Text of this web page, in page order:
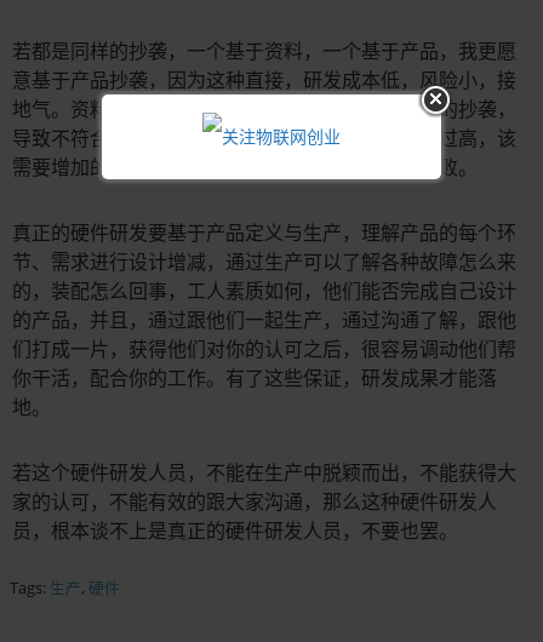
若都是同样的抄袭，一个基于资料，一个基于产品，我更愿
意基于产品抄袭，因为这种直接，研发成本低，风险小，接
地气。资料级抄袭不可控因素太多了，尤其是全盘的抄袭，
导致不符合产品需求，没用的物料用的太多，成本过高，该
需要增加的地方不增加，降低了性能，最后产品失败。
真正的硬件研发要基于产品定义与生产，理解产品的每个环
节、需求进行设计增减，通过生产可以了解各种故障怎么来
的，装配怎么回事，工人素质如何，他们能否完成自己设计
的产品，并且，通过跟他们一起生产，通过沟通了解，跟他
们打成一片，获得他们对你的认可之后，很容易调动他们帮
你干活，配合你的工作。有了这些保证，研发成果才能落
地。
若这个硬件研发人员，不能在生产中脱颖而出，不能获得大
家的认可，不能有效的跟大家沟通，那么这种硬件研发人
员，根本谈不上是真正的硬件研发人员，不要也罢。
Tags: 生产, 硬件